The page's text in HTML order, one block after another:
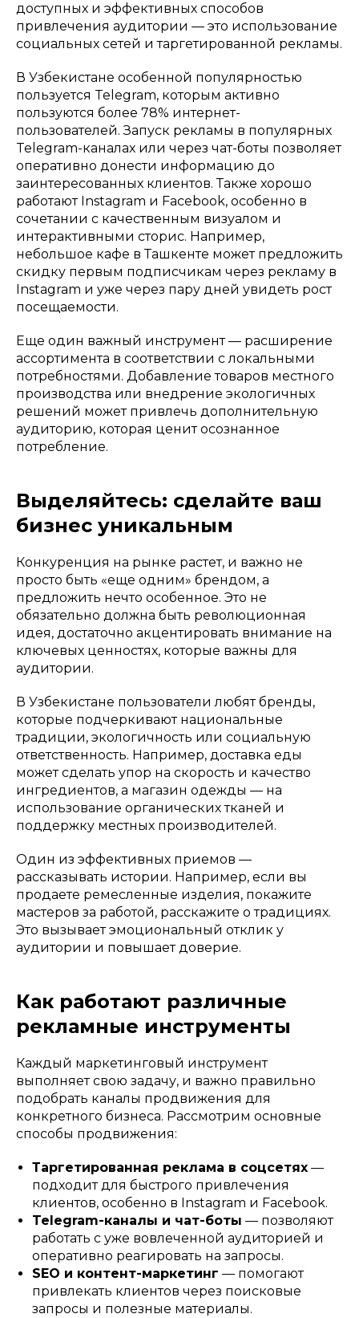
доступных и эффективных способов
привлечения аудитории — это использование
социальных сетей и таргетированной рекламы.
В Узбекистане особенной популярностью
пользуется Telegram, которым активно
пользуются более 78% интернет-
пользователей. Запуск рекламы в популярных
Telegram-каналах или через чат-боты позволяет
оперативно донести информацию до
заинтересованных клиентов. Также хорошо
работают Instagram и Facebook, особенно в
сочетании с качественным визуалом и
интерактивными сторис. Например,
небольшое кафе в Ташкенте может предложить
скидку первым подписчикам через рекламу в
Instagram и уже через пару дней увидеть рост
посещаемости.
Еще один важный инструмент — расширение
ассортимента в соответствии с локальными
потребностями. Добавление товаров местного
производства или внедрение экологичных
решений может привлечь дополнительную
аудиторию, которая ценит осознанное
потребление.
Выделяйтесь: сделайте ваш
бизнес уникальным
Конкуренция на рынке растет, и важно не
просто быть «еще одним» брендом, а
предложить нечто особенное. Это не
обязательно должна быть революционная
идея, достаточно акцентировать внимание на
ключевых ценностях, которые важны для
аудитории.
В Узбекистане пользователи любят бренды,
которые подчеркивают национальные
традиции, экологичность или социальную
ответственность. Например, доставка еды
может сделать упор на скорость и качество
ингредиентов, а магазин одежды — на
использование органических тканей и
поддержку местных производителей.
Один из эффективных приемов —
рассказывать истории. Например, если вы
продаете ремесленные изделия, покажите
мастеров за работой, расскажите о традициях.
Это вызывает эмоциональный отклик у
аудитории и повышает доверие.
Как работают различные
рекламные инструменты
Каждый маркетинговый инструмент
выполняет свою задачу, и важно правильно
подобрать каналы продвижения для
конкретного бизнеса. Рассмотрим основные
способы продвижения:
Таргетированная реклама в соцсетях —
подходит для быстрого привлечения
клиентов, особенно в Instagram и Facebook.
Telegram-каналы и чат-боты — позволяют
работать с уже вовлеченной аудиторией и
оперативно реагировать на запросы.
SEO и контент-маркетинг — помогают
привлекать клиентов через поисковые
запросы и полезные материалы.